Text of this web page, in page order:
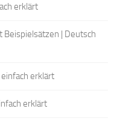
erklärt
| Deutsch
erklärt
erklärt